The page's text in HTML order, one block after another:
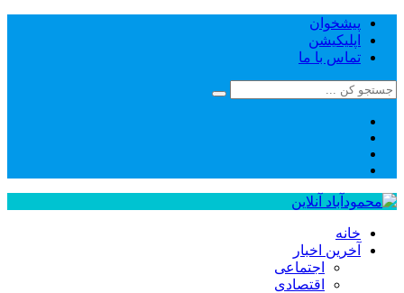
پیشخوان
اپلیکیشن
تماس با ما
خانه
آخرین اخبار
اجتماعی
اقتصادی